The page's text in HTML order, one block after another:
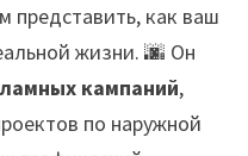
представить, как ваш
жизни. 🌆 Он
кампаний,
по наружной